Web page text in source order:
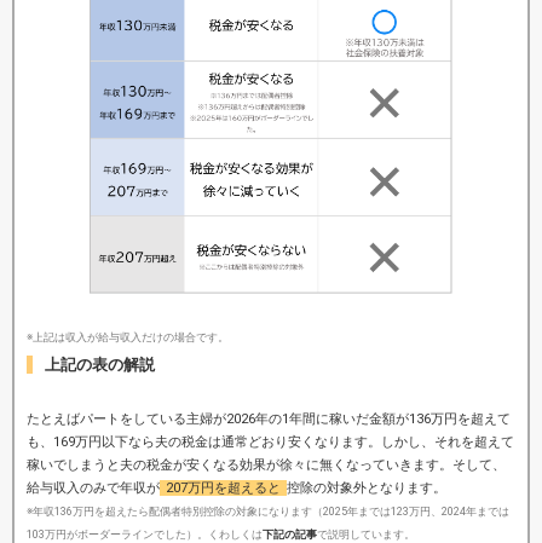
※上記は収入が給与収入だけの場合です。
上記の表の解説
たとえばパートをしている主婦が2026年の1年間に稼いだ金額が136万円を超えて
も、169万円以下なら夫の税金は通常どおり安くなります。しかし、それを超えて
稼いでしまうと夫の税金が安くなる効果が徐々に無くなっていきます。そして、
給与収入のみで年収が 207万円を超えると 控除の対象外となります。
※年収136万円を超えたら配偶者特別控除の対象になります（2025年までは123万円、2024年までは
103万円がボーダーラインでした）。くわしくは下記の記事で説明しています。